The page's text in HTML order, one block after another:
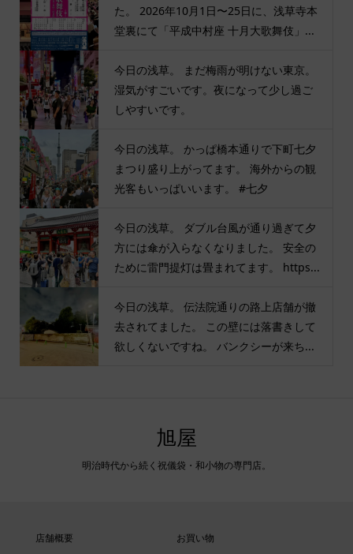
た。 2026年10月1日〜25日に、浅草寺本
堂裏にて「平成中村座 十月大歌舞伎」...
今日の浅草。 まだ梅雨が明けない東京。
湿気がすごいです。夜になって少し過ご
しやすいです。
今日の浅草。 かっぱ橋本通りで下町七夕
まつり盛り上がってます。 海外からの観
光客もいっぱいいます。 #七夕
今日の浅草。 ダブル台風が通り過ぎて夕
方には傘が入らなくなりました。 安全の
ために雷門提灯は畳まれてます。 https...
今日の浅草。 伝法院通りの路上店舗が撤
去されてました。 この壁には落書きして
欲しくないですね。 バンクシーが来ち...
旭屋
明治時代から続く祝儀袋・和小物の専門店。
店舗概要
お買い物